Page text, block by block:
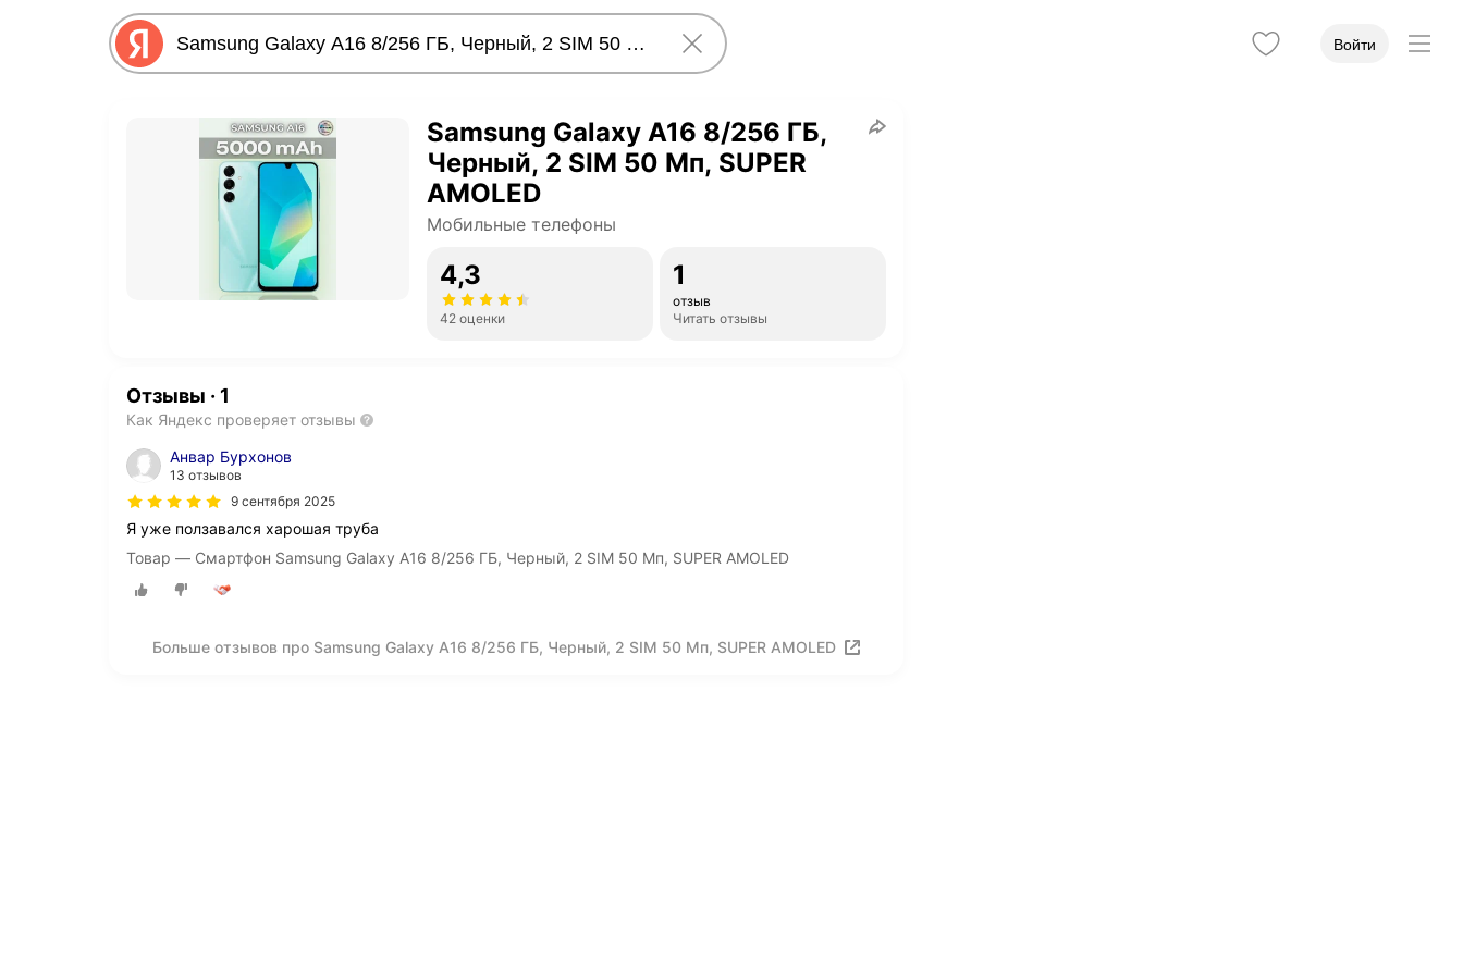
Войти
Samsung Galaxy A16 8/256 ГБ,
Черный, 2 SIM 50 Мп, SUPER
AMOLED
Мобильные телефоны
4,3
42 оценки
1
отзыв
Читать отзывы
Отзывы · 1
Как Яндекс проверяет отзывы
Анвар Бурхонов
13 отзывов
9 сентября 2025
Я уже ползавался харошая труба
Товар — Смартфон Samsung Galaxy A16 8/256 ГБ, Черный, 2 SIM 50 Мп, SUPER AMOLED
Больше отзывов про Samsung Galaxy A16 8/256 ГБ, Черный, 2 SIM 50 Мп, SUPER AMOLED